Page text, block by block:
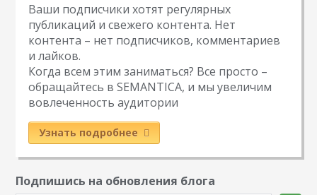
Ваши подписчики хотят регулярных
публикаций и свежего контента. Нет
контента – нет подписчиков, комментариев
и лайков.
Когда всем этим заниматься? Все просто –
обращайтесь в SEMANTICA, и мы увеличим
вовлеченность аудитории
Узнать подробнее
Подпишись на обновления блога